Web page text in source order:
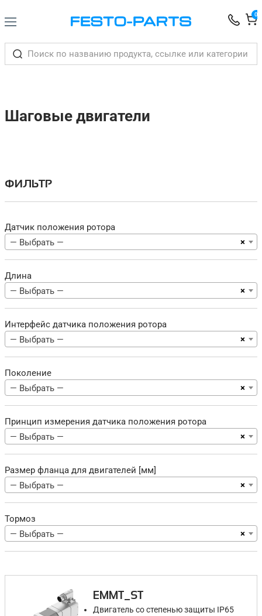
0
Шаговые двигатели
ФИЛЬТР
Датчик положения ротора
×
— Выбрать —
Длина
×
— Выбрать —
Интерфейс датчика положения ротора
×
— Выбрать —
Поколение
×
— Выбрать —
Принцип измерения датчика положения ротора
×
— Выбрать —
Размер фланца для двигателей [мм]
×
— Выбрать —
Тормоз
×
— Выбрать —
EMMT_ST
Двигатель со степенью защиты IP65